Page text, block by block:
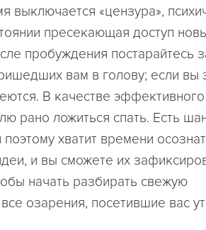
выключается «цензура»,
пресекающая доступ
пробуждения постарайтесь
вам в голову; если вы
В качестве
рано ложиться спать. Есть
хватит времени
и вы сможете их
начать разбирать свежую
озарения, посетившие вас